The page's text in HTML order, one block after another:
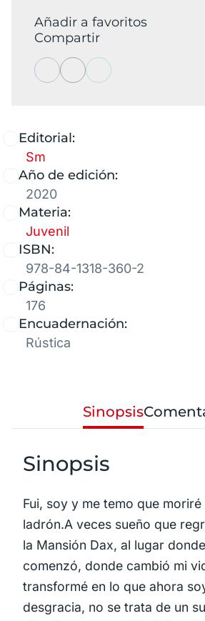
Editorial:
Sm
Año de edición:
2020
Materia:
Juvenil
ISBN:
978-84-1318-360-2
Páginas:
176
Encuadernación:
Rústica
Añadir a favoritos
Compartir
Sinopsis
Sinopsis
Fui, soy y me temo que moriré
ladrón.A veces sueño que
la Mansión Dax, al lugar
comenzó, donde cambió mi
transformé en lo que ahora
desgracia, no se trata de un